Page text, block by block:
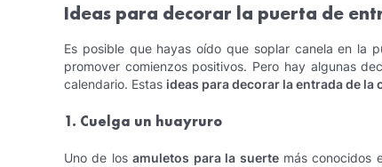
Ideas para decorar la puerta de
Es posible que hayas oído que soplar canela en la
promover comienzos positivos. Pero hay algunas
calendario. Estas ideas para decorar la entrada de la
1. Cuelga un huayruro
Uno de losamuletos para la suertemás conocidos